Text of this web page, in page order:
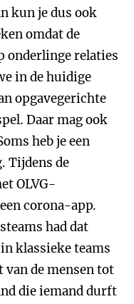
kun je dus ook
omdat de
onderlinge relaties
in de huidige
opgavegerichte
Daar mag ook
heb je een
Tijdens de
OLVG-
corona-app.
had dat
klassieke teams
de mensen tot
die iemand durft